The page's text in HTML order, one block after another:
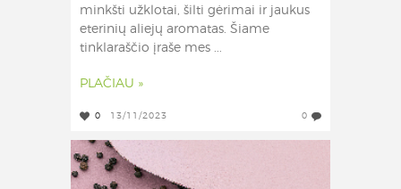
minkšti užklotai, šilti gėrimai ir jaukus
eterinių aliejų aromatas. Šiame
tinklaraščio įraše mes ...
PLAČIAU »
0 13/11/2023 0